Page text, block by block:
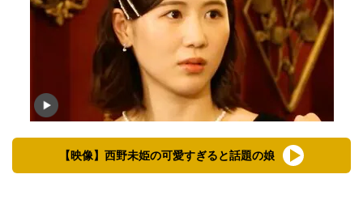
【映像】西野未姫の可愛すぎると話題の娘